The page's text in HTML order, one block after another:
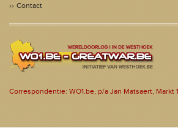
Contact
Correspondentie: WO1.be, p/a Jan Matsaert, Markt